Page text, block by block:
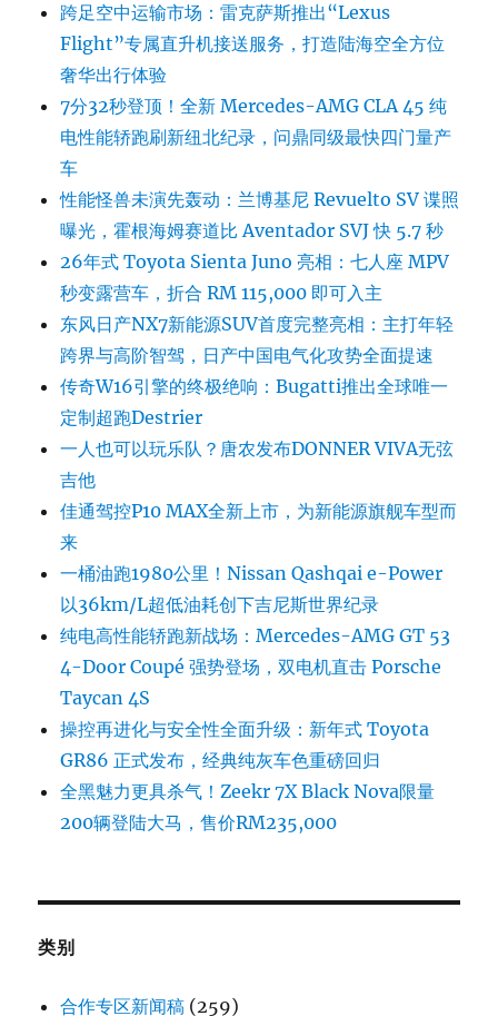
跨足空中运输市场：雷克萨斯推出“Lexus
Flight”专属直升机接送服务，打造陆海空全方位
奢华出行体验
7分32秒登顶！全新 Mercedes-AMG CLA 45 纯
电性能轿跑刷新纽北纪录，问鼎同级最快四门量产
车
性能怪兽未演先轰动：兰博基尼 Revuelto SV 谍照
曝光，霍根海姆赛道比 Aventador SVJ 快 5.7 秒
26年式 Toyota Sienta Juno 亮相：七人座 MPV
秒变露营车，折合 RM 115,000 即可入主
东风日产NX7新能源SUV首度完整亮相：主打年轻
跨界与高阶智驾，日产中国电气化攻势全面提速
传奇W16引擎的终极绝响：Bugatti推出全球唯一
定制超跑Destrier
一人也可以玩乐队？唐农发布DONNER VIVA无弦
吉他
佳通驾控P10 MAX全新上市，为新能源旗舰车型而
来
一桶油跑1980公里！Nissan Qashqai e-Power
以36km/L超低油耗创下吉尼斯世界纪录
纯电高性能轿跑新战场：Mercedes-AMG GT 53
4-Door Coupé 强势登场，双电机直击 Porsche
Taycan 4S
操控再进化与安全性全面升级：新年式 Toyota
GR86 正式发布，经典纯灰车色重磅回归
全黑魅力更具杀气！Zeekr 7X Black Nova限量
200辆登陆大马，售价RM235,000
类别
合作专区新闻稿 (259)